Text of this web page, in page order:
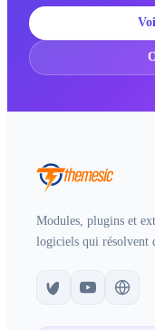
Modules, plugins et
logiciels qui résolvent